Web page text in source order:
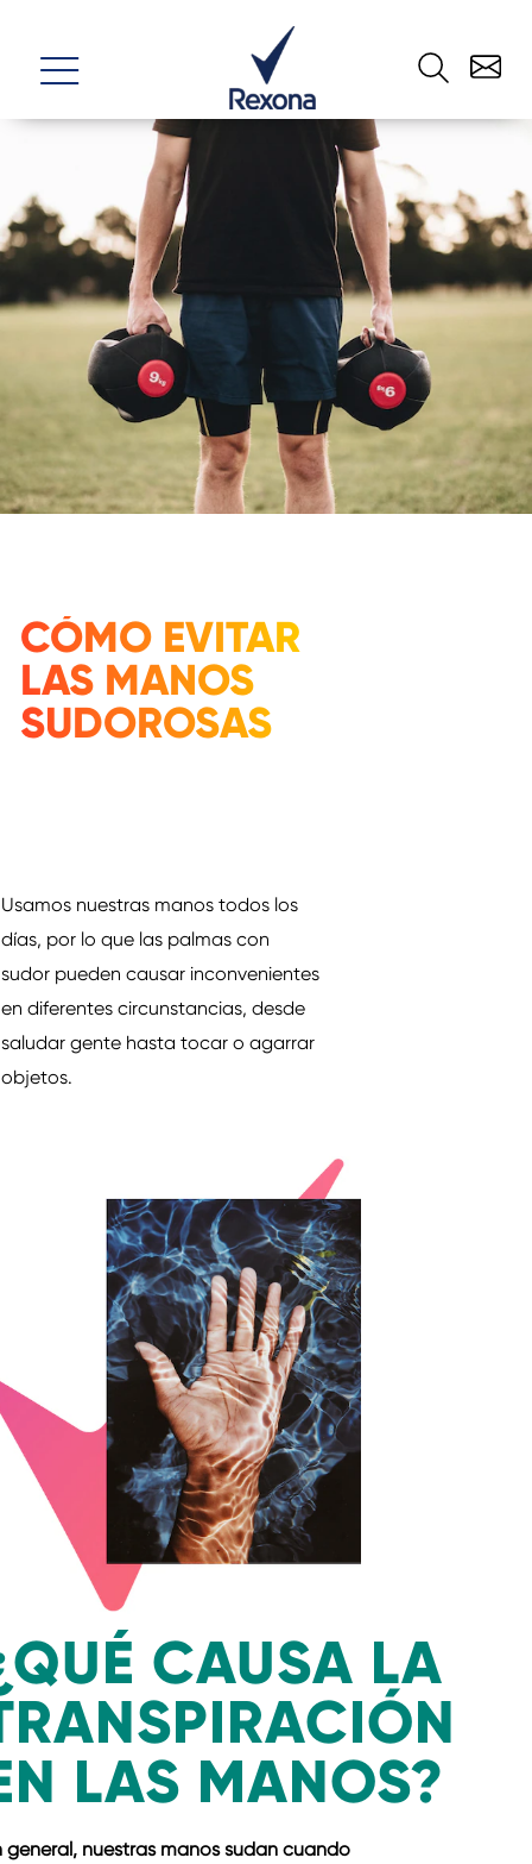
CÓMO EVITAR
LAS MANOS
SUDOROSAS
Usamos nuestras manos todos los
días, por lo que las palmas con
sudor pueden causar inconvenientes
en diferentes circunstancias, desde
saludar gente hasta tocar o agarrar
objetos.
CAUSA LA
LAS MANOS?
general, nuestras manos sudan cuando